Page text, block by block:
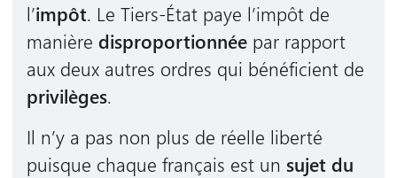
l’impôt. Le Tiers-État paye l’impôt de
manière disproportionnée par rapport
aux deux autres ordres qui bénéficient de
privilèges.
Il n’y a pas non plus de réelle liberté
puisque chaque français est un sujet du